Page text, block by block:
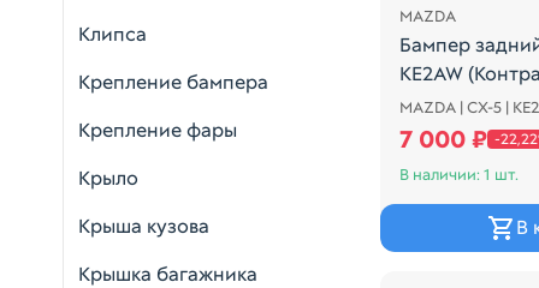
Клипса
Крепление бампера
Крепление фары
Крыло
Крыша кузова
Крышка багажника
MAZDA
Бампер
KE2AW
БЕЛАЯ НОЧЬ
MAZDA | CX-5 |
7 000 ₽ -
В наличии: 1 шт.
В
Распродажа